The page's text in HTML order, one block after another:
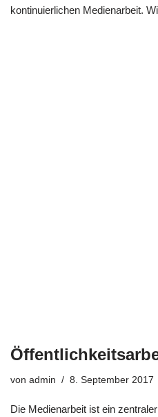
kontinuierlichen Medienarbeit.
von admin 8. September 2017
Die Medienarbeit ist ein